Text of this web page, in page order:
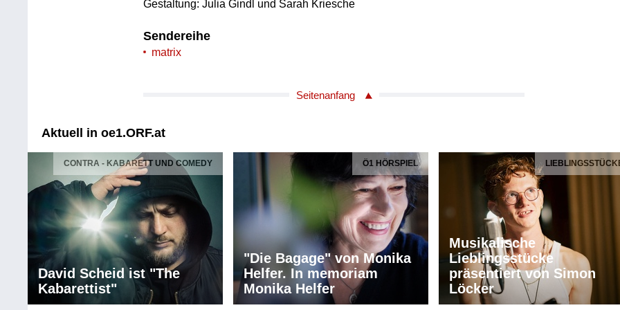
Gestaltung: Julia Gindl und Sarah Kriesche
Sendereihe
matrix
Seitenanfang
Aktuell in oe1.ORF.at
CONTRA - KABARETT UND COMEDY
David Scheid ist "The
Kabarettist"
Ö1 HÖRSPIEL
"Die Bagage" von Monika
Helfer. In memoriam
Monika Helfer
Musikalische
Lieblingsstücke
präsentiert von Simon
Löcker